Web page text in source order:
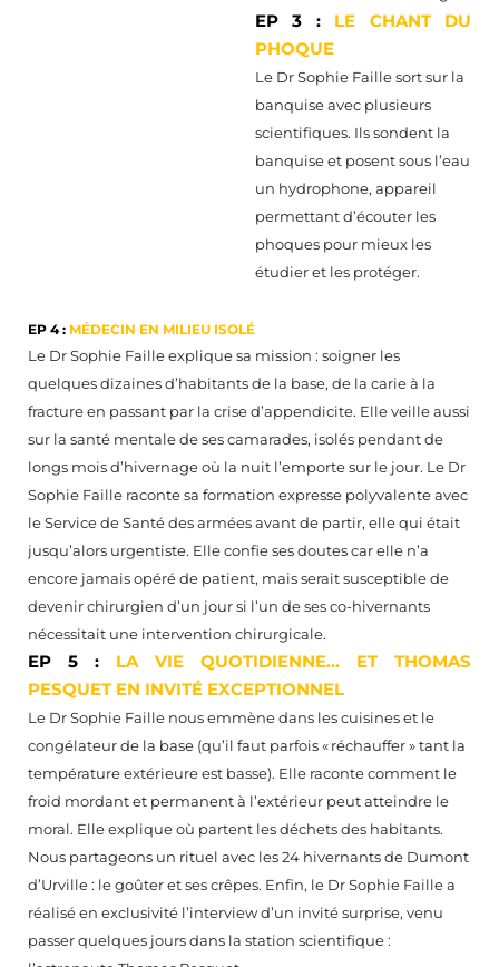
EP 3 : LE CHANT DU
PHOQUE
Le Dr Sophie Faille sort sur la
banquise avec plusieurs
scientifiques. Ils sondent la
banquise et posent sous l’eau
un hydrophone, appareil
permettant d’écouter les
phoques pour mieux les
étudier et les protéger.
EP 4 : MÉDECIN EN MILIEU ISOLÉ
Le Dr Sophie Faille explique sa mission : soigner les
quelques dizaines d’habitants de la base, de la carie à la
fracture en passant par la crise d’appendicite. Elle veille aussi
sur la santé mentale de ses camarades, isolés pendant de
longs mois d’hivernage où la nuit l’emporte sur le jour. Le Dr
Sophie Faille raconte sa formation expresse polyvalente avec
le Service de Santé des armées avant de partir, elle qui était
jusqu’alors urgentiste. Elle confie ses doutes car elle n’a
encore jamais opéré de patient, mais serait susceptible de
devenir chirurgien d’un jour si l’un de ses co-hivernants
nécessitait une intervention chirurgicale.
EP 5 : LA VIE QUOTIDIENNE... ET THOMAS
PESQUET EN INVITÉ EXCEPTIONNEL
Le Dr Sophie Faille nous emmène dans les cuisines et le
congélateur de la base (qu’il faut parfois « réchauffer » tant la
température extérieure est basse). Elle raconte comment le
froid mordant et permanent à l’extérieur peut atteindre le
moral. Elle explique où partent les déchets des habitants.
Nous partageons un rituel avec les 24 hivernants de Dumont
d’Urville : le goûter et ses crêpes. Enfin, le Dr Sophie Faille a
réalisé en exclusivité l’interview d’un invité surprise, venu
passer quelques jours dans la station scientifique :